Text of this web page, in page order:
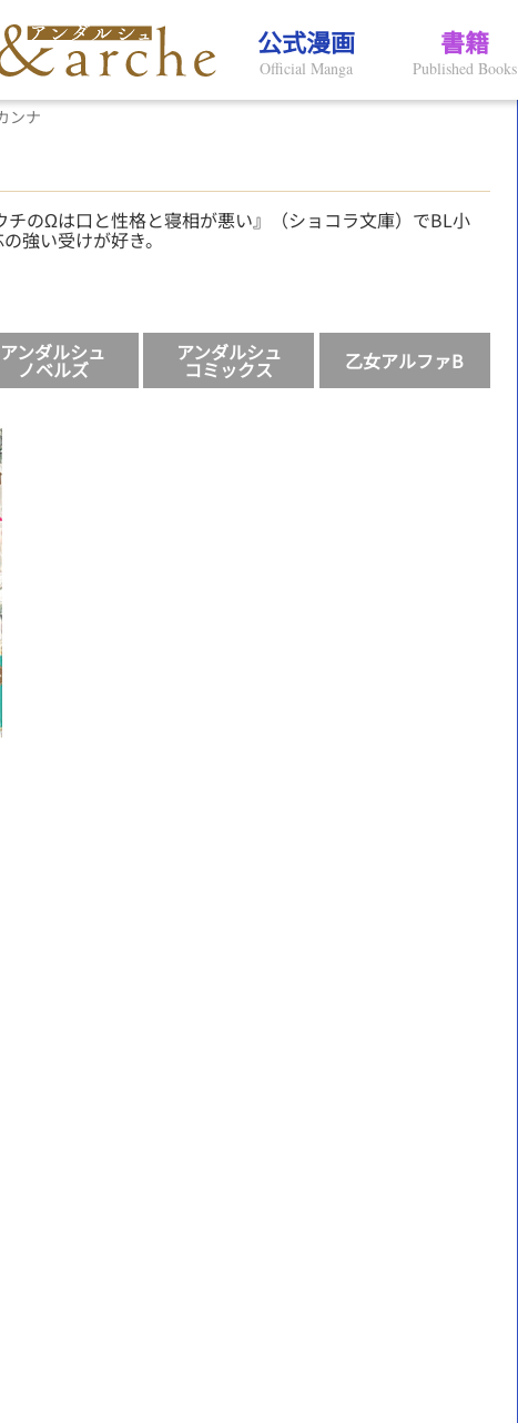
公式漫画
Official Manga
書籍
Published Books
ンナ
チのΩは口と性格と寝相が悪い』（ショコラ文庫）でBL小
強い受けが好き。
アンダルシュ
ノベルズ
アンダルシュ
コミックス 乙女アルファB